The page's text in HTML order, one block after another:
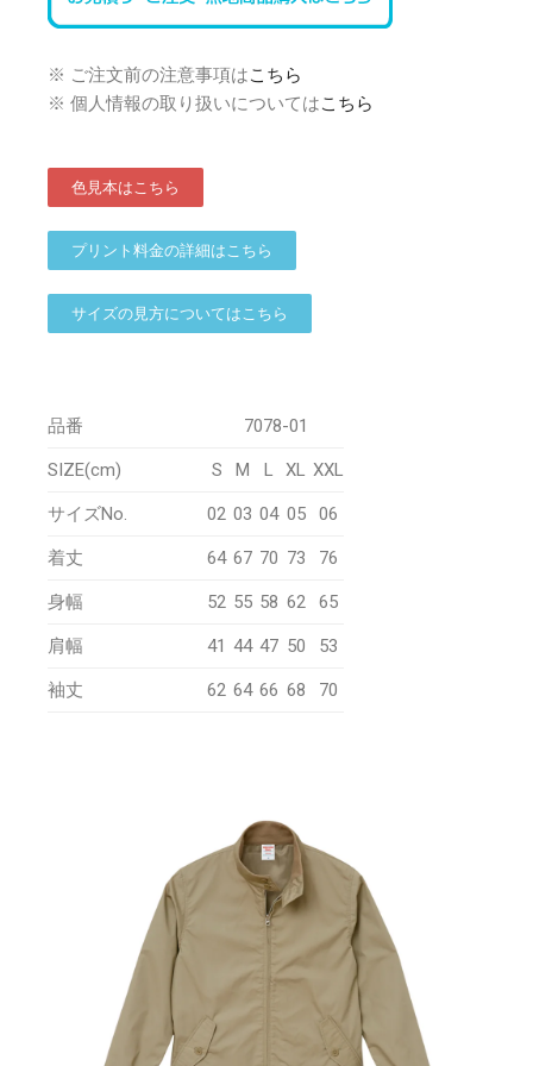
※ ご注文前の注意事項はこちら
※ 個人情報の取り扱いについてはこちら
色見本はこちら
プリント料金の詳細はこちら
サイズの見方についてはこちら
品番 7078-01
SIZE(cm) S M L XL XXL
サイズNo. 02 03 04 05 06
着丈 64 67 70 73 76
身幅 52 55 58 62 65
肩幅 41 44 47 50 53
袖丈 62 64 66 68 70